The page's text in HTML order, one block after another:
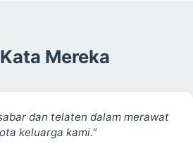
Mereka
dan telaten dalam merawat
keluarga kami."